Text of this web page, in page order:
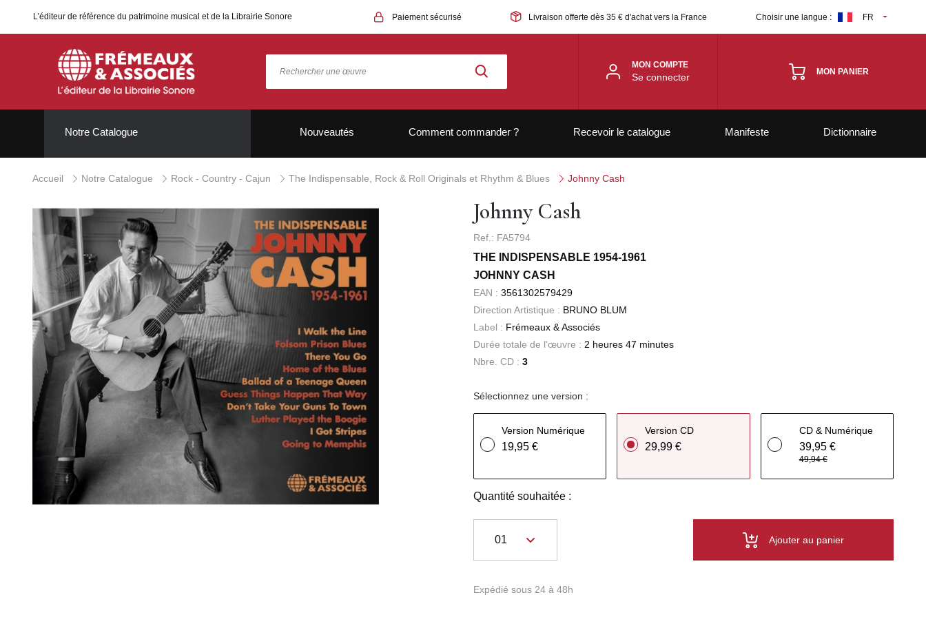
L’éditeur de référence du patrimoine musical et de la Librairie Sonore Paiement sécurisé Livraison offerte dès 35 € d'achat vers la France Choisir une langue : FR
MON COMPTE
Se connecter MON PANIER
Notre Catalogue Nouveautés Comment commander ? Recevoir le catalogue Manifeste Dictionnaire
Accueil Notre Catalogue Rock - Country - Cajun The Indispensable, Rock & Roll Originals et Rhythm & Blues Johnny Cash
Johnny Cash
Ref.: FA5794
THE INDISPENSABLE 1954-1961
JOHNNY CASH
EAN : 3561302579429
Direction Artistique : BRUNO BLUM
Label : Frémeaux & Associés
Durée totale de l'œuvre : 2 heures 47 minutes
Nbre. CD : 3
Sélectionnez une version :
Version Numérique
19,95 €
Version CD
29,99 €
CD & Numérique
39,95 €
49,94 €
Quantité souhaitée :
Ajouter au panier
Expédié sous 24 à 48h